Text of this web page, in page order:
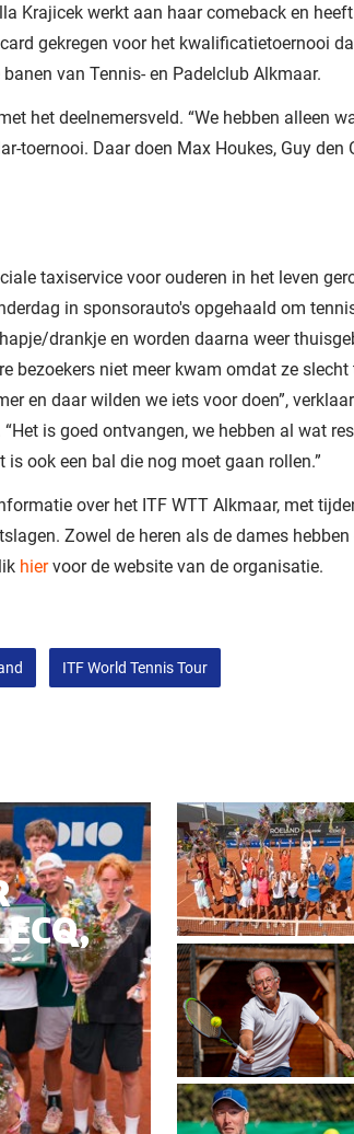
Krajicek werkt aan haar comeback en
gekregen voor het kwalificatietoernooi
van Tennis- en Padelclub Alkmaar.
het deelnemersveld. “We hebben alleen
toernooi. Daar doen Max Houkes, Guy den
taxiservice voor ouderen in het leven
in sponsorauto's opgehaald om
drankje en worden daarna weer
bezoekers niet meer kwam omdat ze slecht
en daar wilden we iets voor doen”,
is goed ontvangen, we hebben al wat
is ook een bal die nog moet gaan rollen.”
over het ITF WTT Alkmaar, met
Zowel de heren als de dames
hiervoor de website van de organisatie.
ITF World Tennis Tour